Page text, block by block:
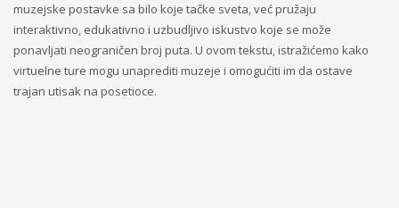
muzejske postavke sa bilo koje tačke sveta, već pružaju
interaktivno, edukativno i uzbudljivo iskustvo koje se može
ponavljati neograničen broj puta. U ovom tekstu, istražićemo kako
virtuelne ture mogu unaprediti muzeje i omogućiti im da ostave
trajan utisak na posetioce.